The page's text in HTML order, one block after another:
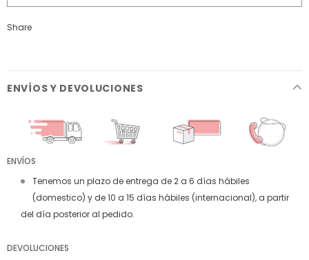
Share
ENVÍOS Y DEVOLUCIONES
ENVÍOS
Tenemos un plazo de entrega de 2 a 6 días hábiles
(domestico) y de 10 a 15 días hábiles (internacional), a partir
del día posterior al pedido.
DEVOLUCIONES